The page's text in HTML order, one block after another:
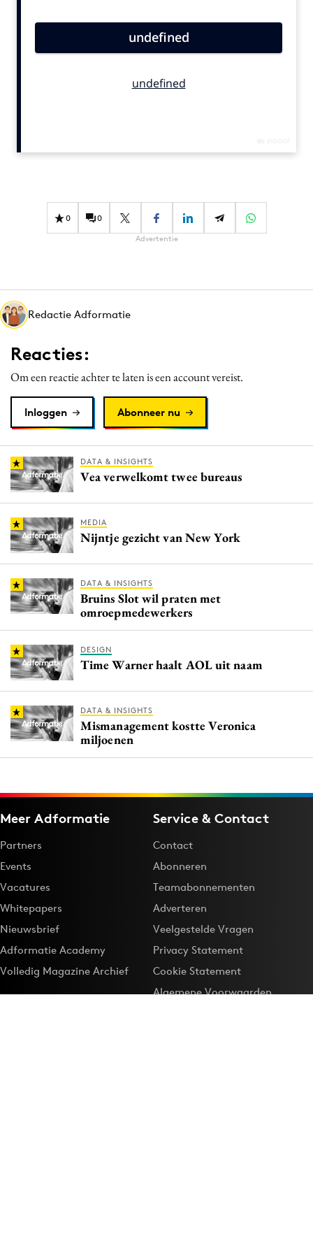
Carriere
Diversiteit
Interne communicatie
Martech
Media
Merkstrategie
PR
Purpose Marketing
Reputatie & crisis
0 0
Advertentie
Redactie Adformatie
Reacties:
Om een reactie achter te laten is een account vereist.
Inloggen Abonneer nu
DATA & INSIGHTS
Vea verwelkomt twee bureaus
MEDIA
Nijntje gezicht van New York
DATA & INSIGHTS
Bruins Slot wil praten met
omroepmedewerkers
DESIGN
Time Warner haalt AOL uit naam
DATA & INSIGHTS
Mismanagement kostte Veronica
miljoenen
Meer Adformatie
Partners
Events
Vacatures
Whitepapers
Nieuwsbrief
Adformatie Academy
Volledig Magazine Archief
Service & Contact
Contact
Abonneren
Teamabonnementen
Adverteren
Veelgestelde Vragen
Privacy Statement
Cookie Statement
Algemene Voorwaarden